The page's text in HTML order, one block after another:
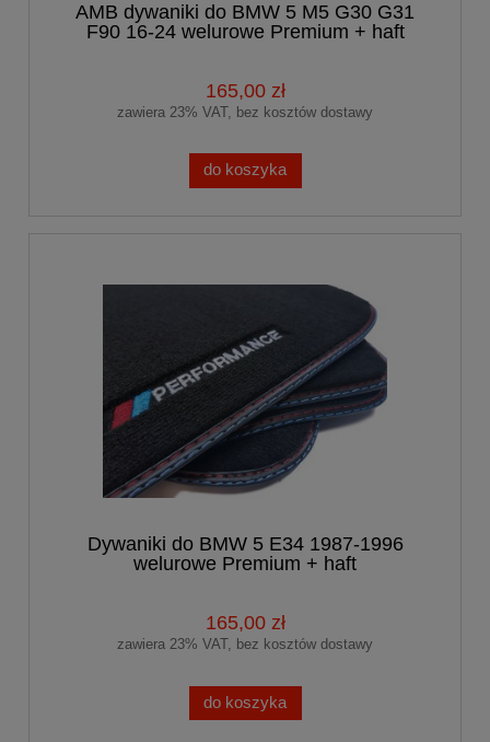
AMB dywaniki do BMW 5 M5 G30 G31
F90 16-24 welurowe Premium + haft
165,00 zł
zawiera 23% VAT, bez kosztów dostawy
do koszyka
Dywaniki do BMW 5 E34 1987-1996
welurowe Premium + haft
165,00 zł
zawiera 23% VAT, bez kosztów dostawy
do koszyka